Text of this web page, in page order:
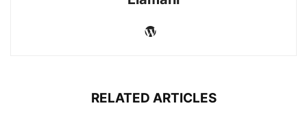
RELATED ARTICLES